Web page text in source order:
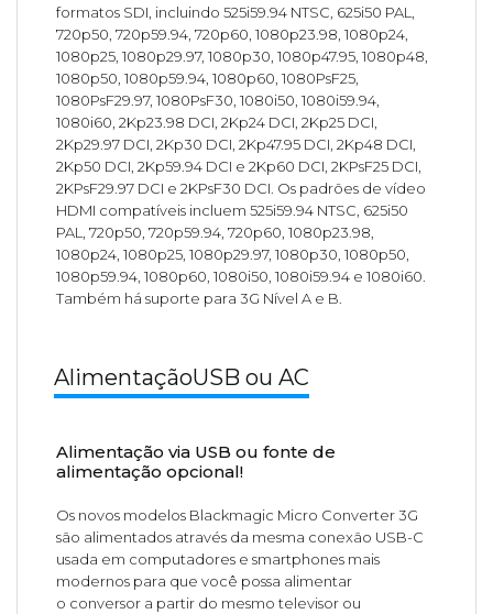
formatos SDI, incluindo 525i59.94 NTSC, 625i50 PAL,
720p50, 720p59.94, 720p60, 1080p23.98, 1080p24,
1080p25, 1080p29.97, 1080p30, 1080p47.95, 1080p48,
1080p50, 1080p59.94, 1080p60, 1080PsF25,
1080PsF29.97, 1080PsF30, 1080i50, 1080i59.94,
1080i60, 2Kp23.98 DCI, 2Kp24 DCI, 2Kp25 DCI,
2Kp29.97 DCI, 2Kp30 DCI, 2Kp47.95 DCI, 2Kp48 DCI,
2Kp50 DCI, 2Kp59.94 DCI e 2Kp60 DCI, 2KPsF25 DCI,
2KPsF29.97 DCI e 2KPsF30 DCI. Os padrões de vídeo
HDMI compatíveis incluem 525i59.94 NTSC, 625i50
PAL, 720p50, 720p59.94, 720p60, 1080p23.98,
1080p24, 1080p25, 1080p29.97, 1080p30, 1080p50,
1080p59.94, 1080p60, 1080i50, 1080i59.94 e 1080i60.
Também há suporte para 3G Nível A e B.
AlimentaçãoUSB ou AC
Alimentação via USB ou fonte de
alimentação opcional!
Os novos modelos Blackmagic Micro Converter 3G
são alimentados através da mesma conexão USB-C
usada em computadores e smartphones mais
modernos para que você possa alimentar
o conversor a partir do mesmo televisor ou